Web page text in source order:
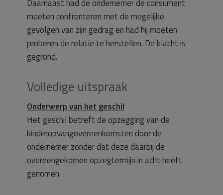
Daarnaast had de ondernemer de consument
moeten confronteren met de mogelijke
gevolgen van zijn gedrag en had hij moeten
proberen de relatie te herstellen. De klacht is
gegrond.
Volledige uitspraak
Onderwerp van het geschil
Het geschil betreft de opzegging van de
kinderopvangovereenkomsten door de
ondernemer zonder dat deze daarbij de
overeengekomen opzegtermijn in acht heeft
genomen.